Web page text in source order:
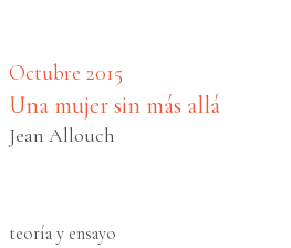
Octubre 2015
Una mujer sin más allá
Jean Allouch
teoría y ensayo